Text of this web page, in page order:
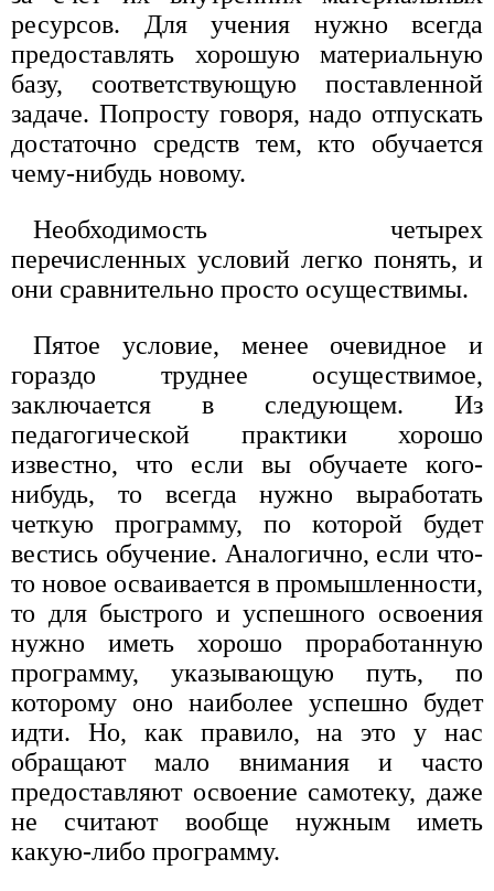
ресурсов. Для учения нужно всегда
предоставлять хорошую материальную
базу, соответствующую поставленной
задаче. Попросту говоря, надо отпускать
достаточно средств тем, кто обучается
чему-нибудь новому.
Необходимость четырех
перечисленных условий легко понять, и
они сравнительно просто осуществимы.
Пятое условие, менее очевидное и
гораздо труднее осуществимое,
заключается в следующем. Из
педагогической практики хорошо
известно, что если вы обучаете кого-
нибудь, то всегда нужно выработать
четкую программу, по которой будет
вестись обучение. Аналогично, если что-
то новое осваивается в промышленности,
то для быстрого и успешного освоения
нужно иметь хорошо проработанную
программу, указывающую путь, по
которому оно наиболее успешно будет
идти. Но, как правило, на это у нас
обращают мало внимания и часто
предоставляют освоение самотеку, даже
не считают вообще нужным иметь
какую-либо программу.